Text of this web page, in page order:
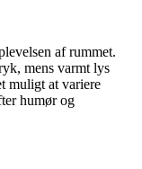
af rummet.
mens varmt lys
muligt at variere
humør og